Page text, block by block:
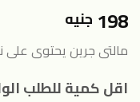
198 جنيه
مالتى جرين يحتوى على
اقل كمية للطلب